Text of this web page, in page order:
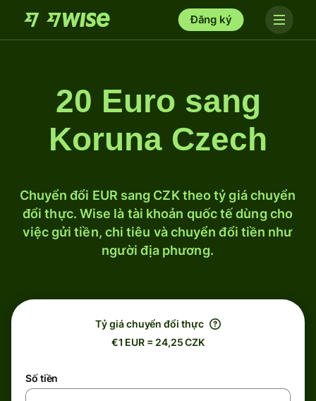
Đăng ký
20 Euro sang
Koruna Czech
Chuyển đổi EUR sang CZK theo tỷ giá chuyển
đổi thực. Wise là tài khoản quốc tế dùng cho
việc gửi tiền, chi tiêu và chuyển đổi tiền như
người địa phương.
Tỷ giá chuyển đổi thực
€1 EUR = 24,25 CZK
Số tiền